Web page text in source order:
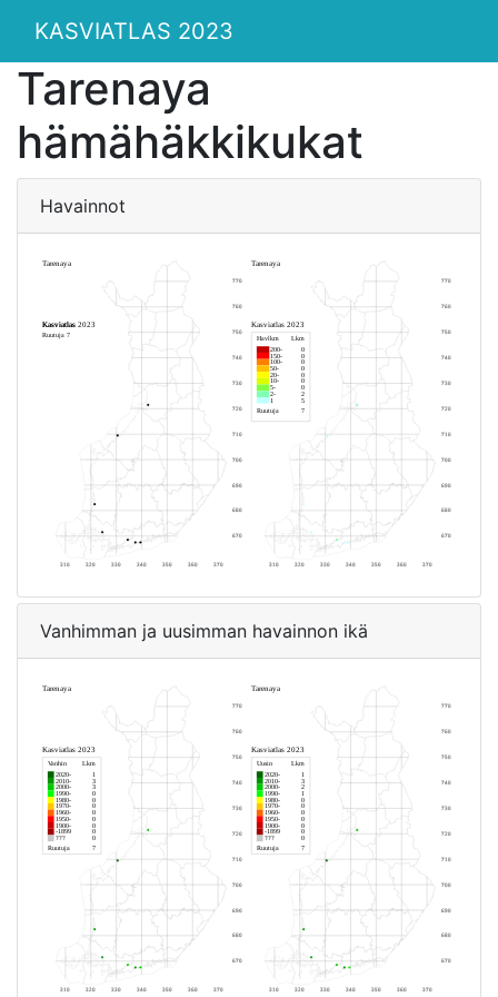
KASVIATLAS 2023
Tarenaya
hämähäkkikukat
Havainnot
Vanhimman ja uusimman havainnon ikä